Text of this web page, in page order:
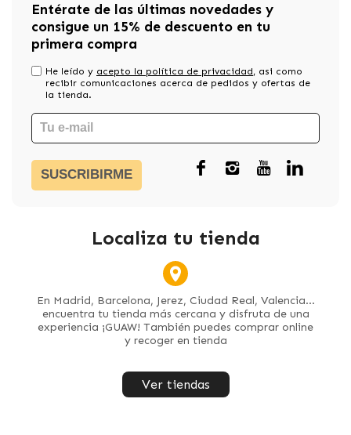
Entérate de las últimas novedades y
consigue un 15% de descuento en tu
primera compra
He leído y acepto la política de privacidad, asi como
recibir comunicaciones acerca de pedidos y ofertas de
la tienda.
SUSCRIBIRME
Localiza tu tienda
En Madrid, Barcelona, Jerez, Ciudad Real, Valencia...
encuentra tu tienda más cercana y disfruta de una
experiencia ¡GUAW! También puedes comprar online
y recoger en tienda
Ver tiendas